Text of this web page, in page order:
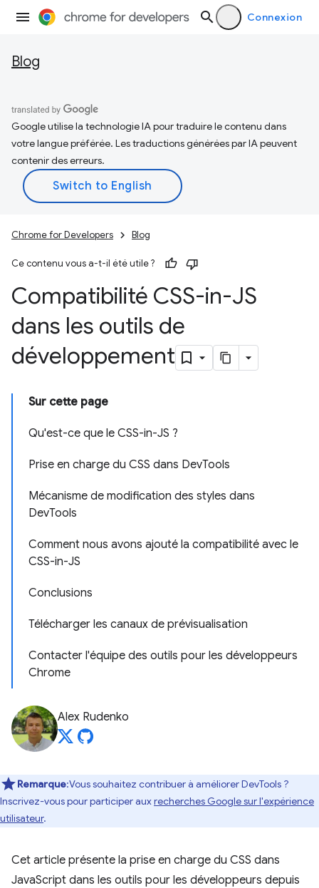
Connexion
Blog
Google utilise la technologie IA pour traduire le contenu dans
votre langue préférée. Les traductions générées par IA peuvent
contenir des erreurs.
Chrome for Developers Blog
Ce contenu vous a-t-il été utile ?
Compatibilité CSS-in-JS
dans les outils de
développement
Sur cette page
Qu'est-ce que le CSS-in-JS ?
Prise en charge du CSS dans DevTools
Mécanisme de modification des styles dans
DevTools
Comment nous avons ajouté la compatibilité avec le
CSS-in-JS
Conclusions
Télécharger les canaux de prévisualisation
Contacter l'équipe des outils pour les développeurs
Chrome
Alex Rudenko
Remarque:Vous souhaitez contribuer à améliorer DevTools ?
Inscrivez-vous pour participer auxrecherches Google sur l'expérience
utilisateur.
Cet article présente la prise en charge du CSS dans
JavaScript dans les outils pour les développeurs depuis